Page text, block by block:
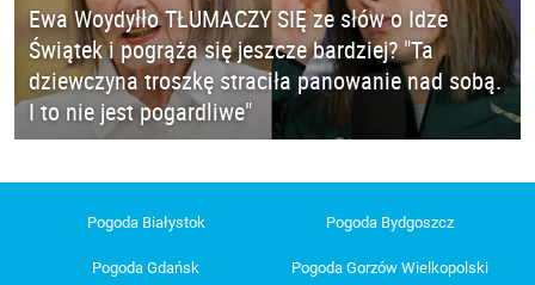
Ewa Woydyłło TŁUMACZY SIĘ ze słów o Idze
Świątek i pogrąża się jeszcze bardziej? "Ta
dziewczyna troszkę straciła panowanie nad sobą.
I to nie jest pogardliwe"
Pogoda Białystok Pogoda Bydgoszcz
Pogoda Gdańsk
Pogoda Gorzów Wielkopolski